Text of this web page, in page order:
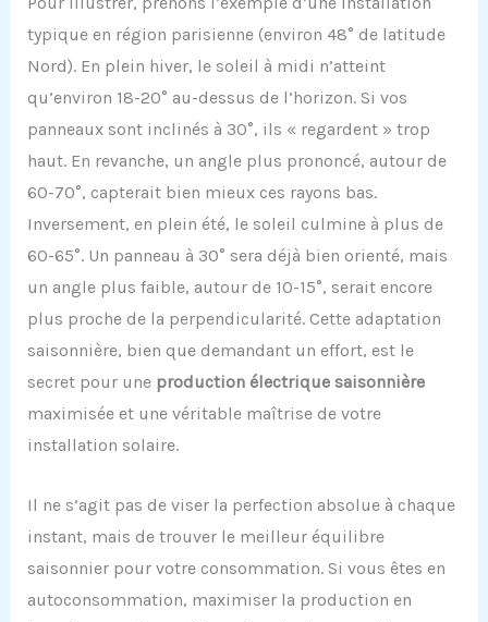
typique en région parisienne (environ 48° de latitude
Nord). En plein hiver, le soleil à midi n’atteint
qu’environ 18-20° au-dessus de l’horizon. Si vos
panneaux sont inclinés à 30°, ils « regardent » trop
haut. En revanche, un angle plus prononcé, autour de
60-70°, capterait bien mieux ces rayons bas.
Inversement, en plein été, le soleil culmine à plus de
60-65°. Un panneau à 30° sera déjà bien orienté, mais
un angle plus faible, autour de 10-15°, serait encore
plus proche de la perpendicularité. Cette adaptation
saisonnière, bien que demandant un effort, est le
secret pour une production électrique saisonnière
maximisée et une véritable maîtrise de votre
installation solaire.
Il ne s’agit pas de viser la perfection absolue à chaque
instant, mais de trouver le meilleur équilibre
saisonnier pour votre consommation. Si vous êtes en
autoconsommation, maximiser la production en